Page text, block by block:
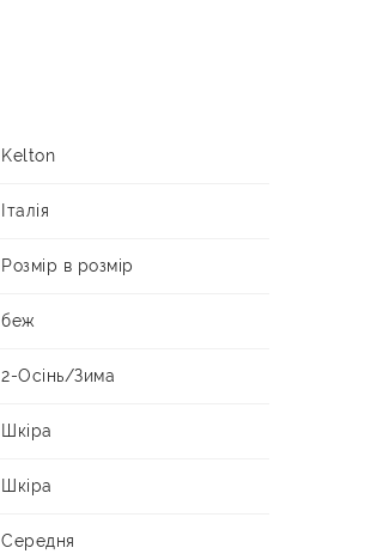
Kelton
Італія
Розмір в розмір
беж
2-Осінь/Зима
Шкіра
Шкіра
Середня